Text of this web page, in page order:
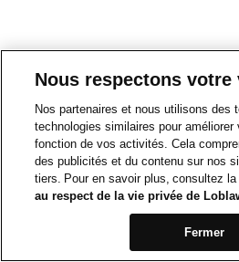
Nous respectons votre
Nos partenaires et nous utilisons des
technologies similaires pour améliorer
fonction de vos activités. Cela
des publicités et du contenu sur nos
tiers. Pour en savoir plus, consultez la
au respect de la vie privée de
Fermer